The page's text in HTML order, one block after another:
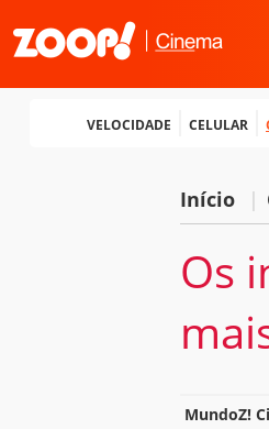
Velocidade Celular
Início |
Os
MundoZ!